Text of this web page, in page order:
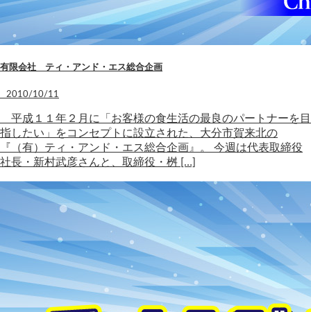
有限会社 ティ・アンド・エス総合企画
2010/10/11
平成１１年２月に「お客様の食生活の最良のパートナーを目
指したい」をコンセプトに設立された、大分市賀来北の
『（有）ティ・アンド・エス総合企画』。 今週は代表取締役
社長・新村武彦さんと、取締役・桝 […]